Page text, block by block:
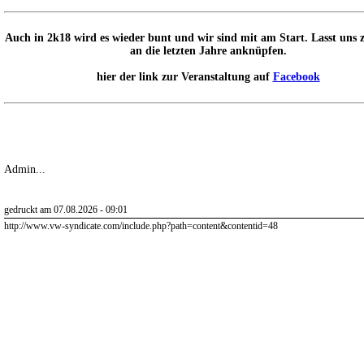
Auch in 2k18 wird es wieder bunt und wir sind mit am Start. Lasst uns
an die letzten Jahre anknüpfen.
hier der link zur Veranstaltung auf Facebook
Admin...
gedruckt am 07.08.2026 - 09:01
http://www.vw-syndicate.com/include.php?path=content&contentid=48